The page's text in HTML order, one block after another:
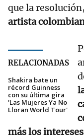
que la
artista
RELACIONADAS
Shakira bate un
récord Guinness
con su última gira
'Las Mujeres Ya No
Lloran World Tour'
más los